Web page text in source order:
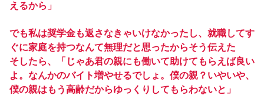
えるから」
でも私は奨学金も返さなきゃいけなかったし、就職してす
ぐに家庭を持つなんて無理だと思ったからそう伝えた
そしたら、「じゃあ君の親にも働いて助けてもらえば良い
よ。なんかのバイト増やせるでしょ。僕の親？いやいや、
僕の親はもう高齢だからゆっくりしてもらわないと」